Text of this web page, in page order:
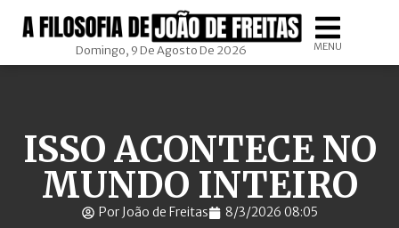
Domingo, 9 De Agosto De 2026 MENU
ISSO ACONTECE NO
MUNDO INTEIRO
Por João de Freitas 8/3/2026 08:05